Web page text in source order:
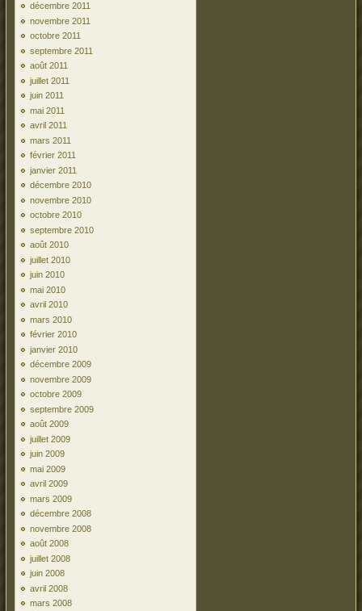
décembre 2011
novembre 2011
octobre 2011
septembre 2011
août 2011
juillet 2011
juin 2011
mai 2011
avril 2011
mars 2011
février 2011
janvier 2011
décembre 2010
novembre 2010
octobre 2010
septembre 2010
août 2010
juillet 2010
juin 2010
mai 2010
avril 2010
mars 2010
février 2010
janvier 2010
décembre 2009
novembre 2009
octobre 2009
septembre 2009
août 2009
juillet 2009
juin 2009
mai 2009
avril 2009
mars 2009
décembre 2008
novembre 2008
août 2008
juillet 2008
juin 2008
avril 2008
mars 2008